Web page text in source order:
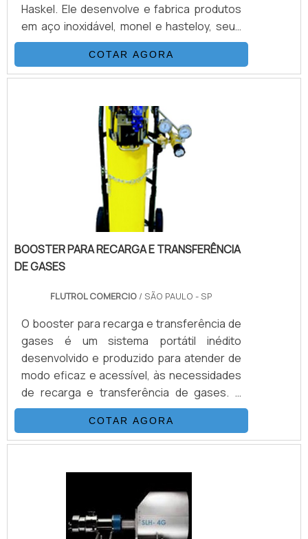
Haskel. Ele desenvolve e fabrica produtos
em aço inoxidável, monel e hasteloy, seus
principais ítens são Válvulas Esfera, Agulha,
Retenção, Tubos Conexões e Niple.
Também fornece equipamentos para sub-
Suas principais aplicações são sistemas
hidráulicos, equipamentos e sistemas para
gases e aplicações para Sub-
Sea.VANTAGENS QUE MERECEM SER DE.
COTAR AGORA
BOOSTER PARA RECARGA E TRANSFERÊNCIA
DE GASES
FLUTROL COMERCIO / SÃO PAULO - SP
O booster para recarga e transferência de
gases é um sistema portátil inédito
desenvolvido e produzido para atender de
modo eficaz e acessível, às necessidades
de recarga e transferência de gases. É
possível verificar quais as aplicções a
seguir: Recarga de N2 em disjuntores
Carga de Acumuladores Transferência de
IMPORTANTES SOBRE O
PRODUTOAcionado a ar comprimido, tem o
mesmo princípio de funcionamento que as
COTAR AGORA